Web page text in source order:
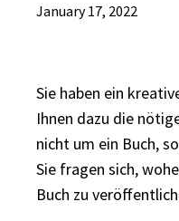
January 17, 2022
Sie haben ein
Ihnen dazu die
nicht um ein Buch,
Sie fragen sich,
Buch zu